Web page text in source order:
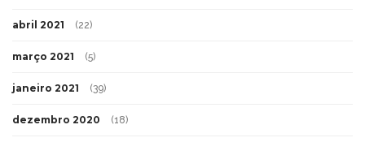
abril 2021 (22)
março 2021 (5)
janeiro 2021 (39)
dezembro 2020 (18)